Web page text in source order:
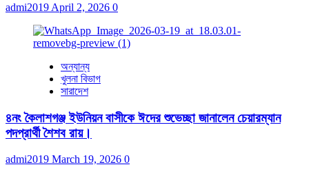
admi2019 April 2, 2026 0
অন্যান্য
খুলনা বিভাগ
সারাদেশ
৪নং কৈলাশগঞ্জ ইউনিয়ন বাসীকে ঈদের শুভেচ্ছা জানালেন চেয়ারম্যান
পদপ্রার্থী শৈশব রায়।
admi2019 March 19, 2026 0